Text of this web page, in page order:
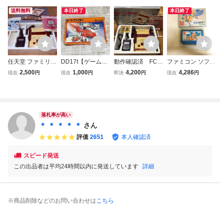
送料無料
任天堂 ファミリー
コンピュータ HV
現在 2,500円
本日終了
DD17t【ゲーム】
FC ロードファイ
コンピュータ 任天
堂 nintendo
現在 1,000円
動作確認済 FC
ファミリーコンピ
即決 4,200円
本日終了
ファミコン ソフト
怒 IKARI KAC-IK F
現在 4,286円
落札率が高い
＊ ＊ ＊ ＊ ＊ さん
評価 2651 本人確認済
スピード発送
この出品者は平均24時間以内に発送しています 詳細
※商品削除などのお問い合わせはこちら